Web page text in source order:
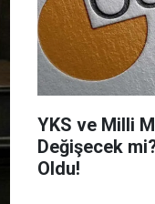
YKS ve Milli
Değişecek
Oldu!